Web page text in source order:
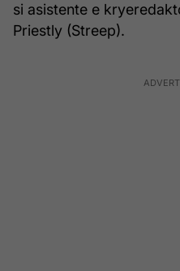
si asistente e
Priestly (Streep).